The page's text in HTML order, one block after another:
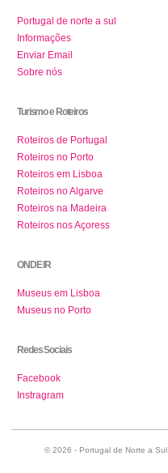
Portugal de norte a sul
Informações
Enviar Email
Sobre nós
Turismo e Roteiros
Roteiros de Portugal
Roteiros no Porto
Roteiros em Lisboa
Roteiros no Algarve
Roteiros na Madeira
Roteiros nos Açoress
ONDE IR
Museus em Lisboa
Museus no Porto
Redes Sociais
Facebook
Instragram
© 2026 - Portugal de Norte a Sul